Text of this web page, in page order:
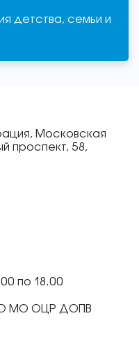
детства, семьи и
Московская
проспект, 58,
по 18.00
МО ОЦР ДОПВ